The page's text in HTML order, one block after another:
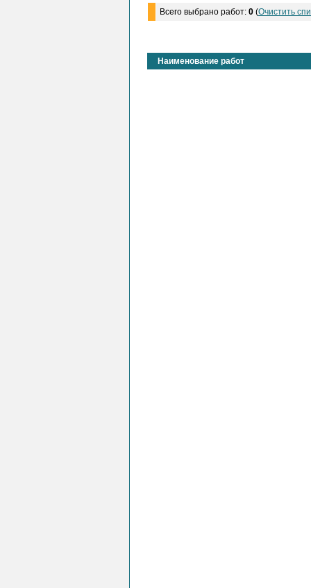
Всего выбрано работ: 0 (Очистить
Наименование работ